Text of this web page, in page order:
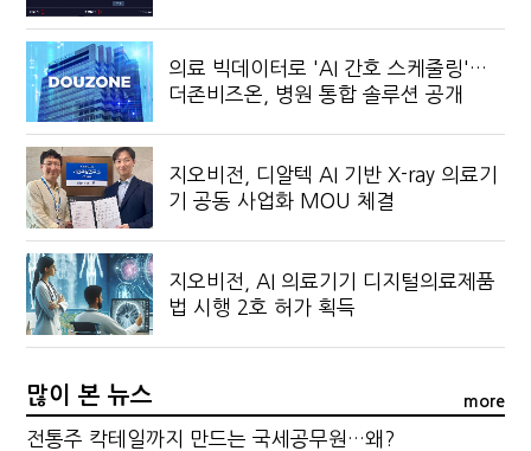
의료 빅데이터로 'AI 간호 스케줄링'…
더존비즈온, 병원 통합 솔루션 공개
지오비전, 디알텍 AI 기반 X-ray 의료기
기 공동 사업화 MOU 체결
지오비전, AI 의료기기 디지털의료제품
법 시행 2호 허가 획득
많이 본 뉴스 more
전통주 칵테일까지 만드는 국세공무원…왜?